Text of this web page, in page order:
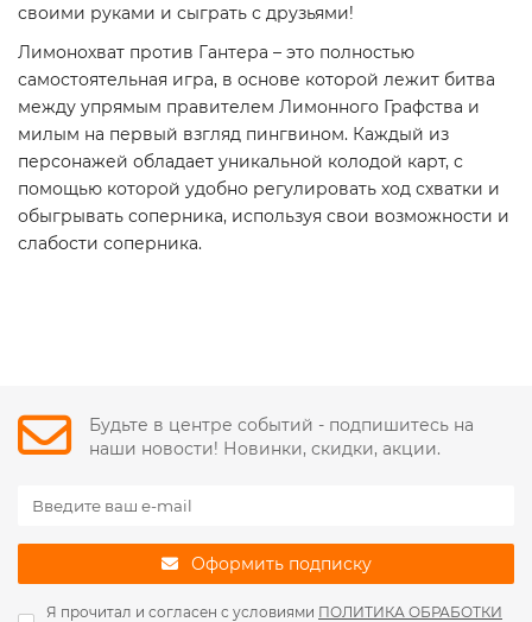
своими руками и сыграть с друзьями!
Лимонохват против Гантера – это полностью
самостоятельная игра, в основе которой лежит битва
между упрямым правителем Лимонного Графства и
милым на первый взгляд пингвином. Каждый из
персонажей обладает уникальной колодой карт, с
помощью которой удобно регулировать ход схватки и
обыгрывать соперника, используя свои возможности и
слабости соперника.
Будьте в центре событий - подпишитесь на
наши новости! Новинки, скидки, акции.
Оформить подписку
Я прочитал и согласен с условиями ПОЛИТИКА ОБРАБОТКИ